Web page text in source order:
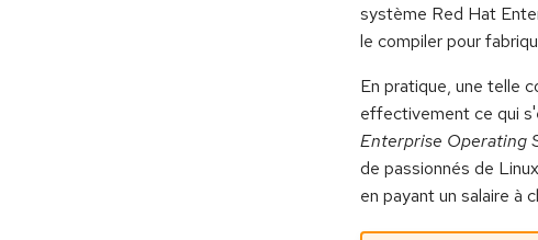
système Red Hat
le compiler pour
En pratique, une telle
effectivement ce qui
Enterprise Operating
de passionnés de
en payant un salaire à